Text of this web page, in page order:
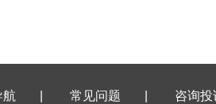
航 常见问题
咨询投